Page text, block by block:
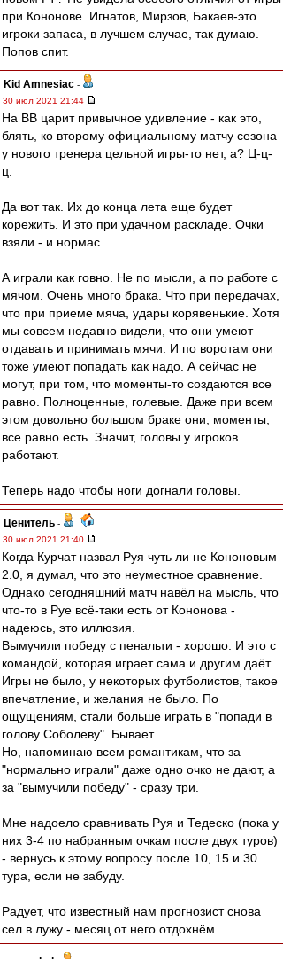
при Кононове. Игнатов, Мирзов, Бакаев-это
игроки запаса, в лучшем случае, так думаю.
Попов спит.
Kid Amnesiac -
30 июл 2021 21:44
На ВВ царит привычное удивление - как это,
блять, ко второму официальному матчу сезона
у нового тренера цельной игры-то нет, а? Ц-ц-
ц.
Да вот так. Их до конца лета еще будет
корежить. И это при удачном раскладе. Очки
взяли - и нормас.
А играли как говно. Не по мысли, а по работе с
мячом. Очень много брака. Что при передачах,
что при приеме мяча, удары корявенькие. Хотя
мы совсем недавно видели, что они умеют
отдавать и принимать мячи. И по воротам они
тоже умеют попадать как надо. А сейчас не
могут, при том, что моменты-то создаются все
равно. Полноценные, голевые. Даже при всем
этом довольно большом браке они, моменты,
все равно есть. Значит, головы у игроков
работают.
Теперь надо чтобы ноги догнали головы.
Ценитель -
30 июл 2021 21:40
Когда Курчат назвал Руя чуть ли не Кононовым
2.0, я думал, что это неуместное сравнение.
Однако сегодняшний матч навёл на мысль, что
что-то в Руе всё-таки есть от Кононова -
надеюсь, это иллюзия.
Вымучили победу с пенальти - хорошо. И это с
командой, которая играет сама и другим даёт.
Игры не было, у некоторых футболистов, такое
впечатление, и желания не было. По
ощущениям, стали больше играть в "попади в
голову Соболеву". Бывает.
Но, напоминаю всем романтикам, что за
"нормально играли" даже одно очко не дают, а
за "вымучили победу" - сразу три.
Мне надоело сравнивать Руя и Тедеско (пока у
них 3-4 по набранным очкам после двух туров)
- вернусь к этому вопросу после 10, 15 и 30
тура, если не забуду.
Радует, что известный нам прогнозист снова
сел в лужу - месяц от него отдохнём.